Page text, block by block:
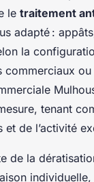
le traitement
adapté :
la
commerciaux
tenant
et de l’activité
de la